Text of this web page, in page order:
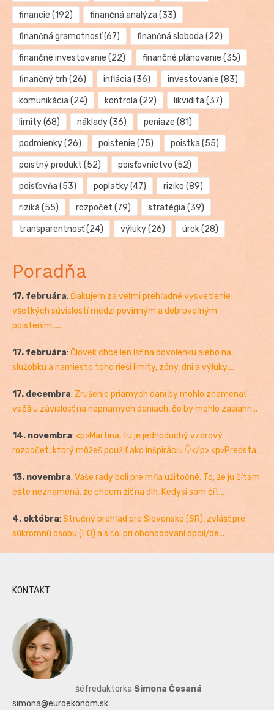
financie (192) finančná analýza (33)
finančná gramotnosť(67) finančná sloboda (22)
finančné investovanie (22) finančné plánovanie (35)
finančný trh (26) inflácia (36) investovanie (83)
komunikácia (24) kontrola (22) likvidita (37)
limity(68) náklady(36) peniaze (81)
podmienky(26) poistenie (75) poistka (55)
poistný produkt (52) poisťovníctvo (52)
poisťovňa (53) poplatky(47) riziko (89)
riziká (55) rozpočet (79) stratégia (39)
transparentnosť(24) výluky(26) úrok(28)
Poradňa
17. februára: Ďakujem za veľmi prehľadné vysvetlenie
všetkých súvislostí medzi povinným a dobrovoľným
poistením......
17. februára: Človek chce len ísť na dovolenku alebo na
služobku a namiesto toho rieši limity, zóny, dni a výluky....
17. decembra: Zrušenie priamych daní by mohlo znamenať
väčšiu závislosť na nepriamych daniach, čo by mohlo zasiahn...
14. novembra: <p>Martina, tu je jednoduchý vzorový
rozpočet, ktorý môžeš použiť ako inšpiráciu 👇</p> <p>Predsta...
13. novembra: Vaše rady boli pre mňa užitočné. To, že ju čítam
ešte neznamená, že chcem žiť na dlh. Kedysi som čít...
4. októbra: Stručný prehľad pre Slovensko (SR), zvlášť pre
súkromnú osobu (FO) a s.r.o. pri obchodovaní opcií/de...
KONTAKT
šéfredaktorka Simona Česaná
simona@euroekonom.sk